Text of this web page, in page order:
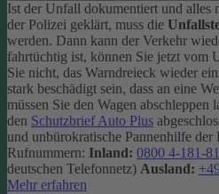
Ist der Unfall dokumentiert und
der Polizei geklärt, muss die
werden. Dann kann der Verkehr
fahrtüchtig ist, können Sie jetzt vom
Sie nicht, das Warndreieck wieder
stark beschädigt sein, dass an eine
müssen Sie den Wagen
den Schutzbrief Auto Plus
und unbürokratische Pannenhilfe
Rufnummern: Inland: 0800 4-181-
deutschen Telefonnetz) Ausland:
Mehr erfahren